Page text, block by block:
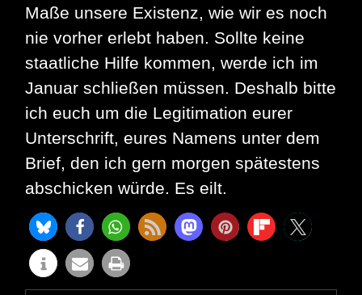
Maße unsere Existenz, wie wir es noch
nie vorher erlebt haben. Sollte keine
staatliche Hilfe kommen, werde ich im
Januar schließen müssen. Deshalb bitte
ich euch um die Legitimation eurer
Unterschrift, eures Namens unter dem
Brief, den ich gern morgen spätestens
abschicken würde. Es eilt.